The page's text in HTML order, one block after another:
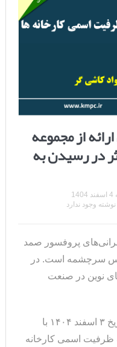
از مجموعه
در رسیدن به
وجود ندارد
پروفسور صمد
سرچشمه است. در
نوین در صنعت
یکصد و هشتاد و هفتمین ارائه در تاریخ ۳ اسفند ۱۴۰۴ با
ظرفیت اسمی کارخانه